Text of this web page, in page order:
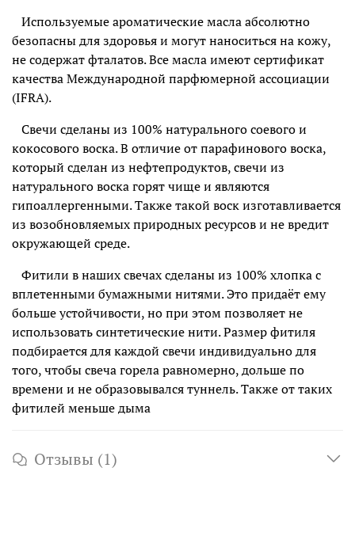
Используемые ароматические масла абсолютно
безопасны для здоровья и могут наноситься на кожу,
не содержат фталатов. Все масла имеют сертификат
качества Международной парфюмерной ассоциации
(IFRA).
Свечи сделаны из 100% натурального соевого и
кокосового воска. В отличие от парафинового воска,
который сделан из нефтепродуктов, свечи из
натурального воска горят чище и являются
гипоаллергенными. Также такой воск изготавливается
из возобновляемых природных ресурсов и не вредит
окружающей среде.
Фитили в наших свечах сделаны из 100% хлопка с
вплетенными бумажными нитями. Это придаёт ему
больше устойчивости, но при этом позволяет не
использовать синтетические нити. Размер фитиля
подбирается для каждой свечи индивидуально для
того, чтобы свеча горела равномерно, дольше по
времени и не образовывался туннель. Также от таких
фитилей меньше дыма
Отзывы (1)